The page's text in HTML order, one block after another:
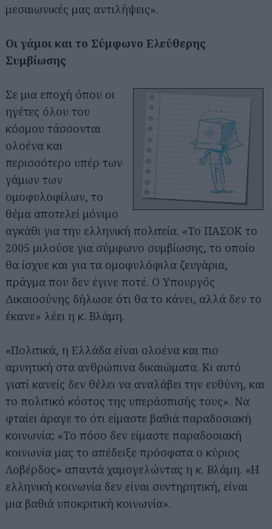
μεσαιωνικές μας αντιλήψεις».
Οι γάμοι και το Σύμφωνο Ελεύθερης
Συμβίωσης
Σε μια εποχή όπου οι
ηγέτες όλου του
κόσμου τάσσονται
ολοένα και
περισσότερο υπέρ των
γάμων των
ομοφυλοφίλων, το
θέμα αποτελεί μόνιμο
αγκάθι για την ελληνική πολιτεία. «Το ΠΑΣΟΚ το
2005 μιλούσε για σύμφωνο συμβίωσης, το οποίο
θα ίσχυε και για τα ομοφυλόφιλα ζευγάρια,
πράγμα που δεν έγινε ποτέ. Ο Υπουργός
Δικαιοσύνης δήλωσε ότι θα το κάνει, αλλά δεν το
έκανε» λέει η κ. Βλάμη.
«Πολιτικά, η Ελλάδα είναι ολοένα και πιο
αρνητική στα ανθρώπινα δικαιώματα. Κι αυτό
γιατί κανείς δεν θέλει να αναλάβει την ευθύνη, και
το πολιτικό κόστος της υπεράσπισής τους». Να
φταίει άραγε το ότι είμαστε βαθιά παραδοσιακή
κοινωνία; «Το πόσο δεν είμαστε παραδοσιακή
κοινωνία μας το απέδειξε πρόσφατα ο κύριος
Λοβέρδος» απαντά χαμογελώντας η κ. Βλάμη. «Η
ελληνική κοινωνία δεν είναι συντηρητική, είναι
μια βαθιά υποκριτική κοινωνία».